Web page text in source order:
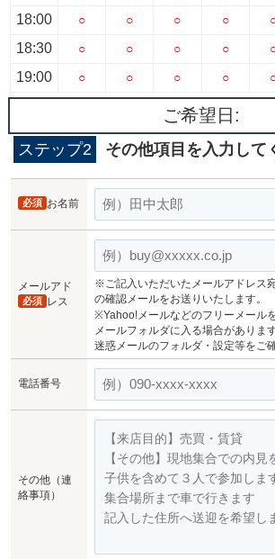
18:00
18:30
19:00
○
○
○
○
○
○
○
○
○
○
○
○
ご希望日:
ステップ2 その他項目を入力して
お名前
必須
メールアド
レス
必須
※ご記入いただいたメールアドレス
の確認メールをお送りいたします。
※Yahoo!メールなどのフリーメール
メールフォルダに入る場合があります
迷惑メールのフォルダ・設定等をご
電話番号
その他（連
絡事項）